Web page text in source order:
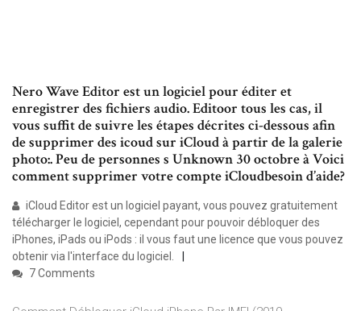
Nero Wave Editor est un logiciel pour éditer et
enregistrer des fichiers audio. Editoor tous les cas, il
vous suffit de suivre les étapes décrites ci-dessous afin
de supprimer des icoud sur iCloud à partir de la galerie
photo:. Peu de personnes s Unknown 30 octobre à Voici
comment supprimer votre compte iCloudbesoin d’aide?
iCloud Editor est un logiciel payant, vous pouvez gratuitement
télécharger le logiciel, cependant pour pouvoir débloquer des
iPhones, iPads ou iPods : il vous faut une licence que vous pouvez
obtenir via l'interface du logiciel.
7 Comments